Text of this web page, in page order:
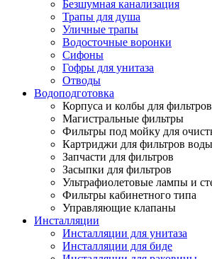
Безшумная канализация
Трапы для душа
Уличные трапы
Водосточные воронки
Сифоны
Гофры для унитаза
Отводы
Водоподготовка
Корпуса и колбы для фильтров
Магистральные фильтры
Фильтры под мойку для
Картриджи для фильтров воды
Запчасти для фильтров
Засыпки для фильтров
Ультрафиолетовые лампы и
Фильтры кабинетного типа
Управляющие клапаны
Инсталляции
Инсталляции для унитаза
Инсталляции для биде